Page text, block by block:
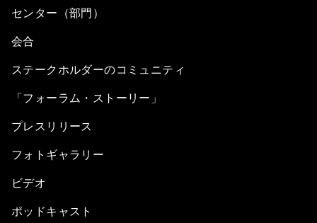
センター（部門）
会合
ステークホルダーのコミュニティ
「フォーラム・ストーリー」
プレスリリース
フォトギャラリー
ビデオ
ポッドキャスト